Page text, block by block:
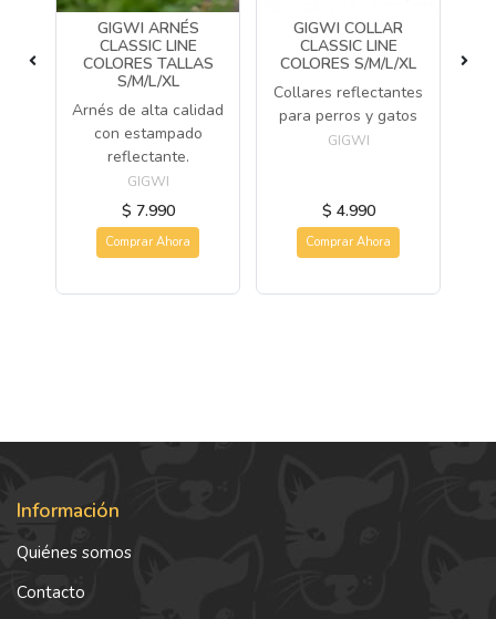
GIGWI ARNÉS
CLASSIC LINE
COLORES TALLAS
S/M/L/XL
Arnés de alta calidad
con estampado
reflectante.
GIGWI
$ 7.990
Comprar Ahora
GIGWI COLLAR
CLASSIC LINE
COLORES S/M/L/XL
Collares reflectantes
para perros y gatos
GIGWI
$ 4.990
Comprar Ahora
Información
Quiénes somos
Contacto